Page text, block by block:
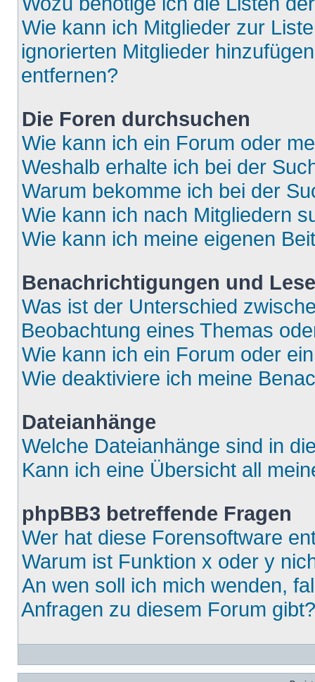
Wie kann ich Mitglieder zur
ignorierten Mitglieder
entfernen?
Die Foren durchsuchen
Wie kann ich ein Forum oder
Weshalb erhalte ich bei der
Warum bekomme ich bei der
Wie kann ich nach Mitgliedern
Wie kann ich meine eigenen
Benachrichtigungen und
Was ist der Unterschied
Beobachtung eines Themas
Wie kann ich ein Forum oder
Wie deaktiviere ich meine
Dateianhänge
Welche Dateianhänge sind in
Kann ich eine Übersicht all
phpBB3 betreffende Fragen
Wer hat diese Forensoftware
Warum ist Funktion x oder y
An wen soll ich mich wenden,
Anfragen zu diesem Forum gibt?